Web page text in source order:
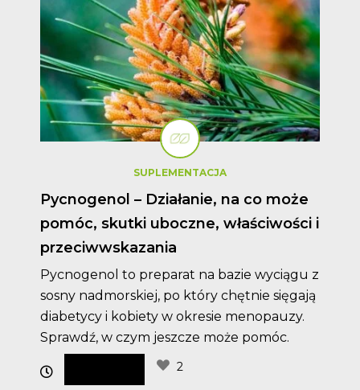
SUPLEMENTACJA
Pycnogenol – Działanie, na co może
pomóc, skutki uboczne, właściwości i
przeciwwskazania
Pycnogenol to preparat na bazie wyciągu z
sosny nadmorskiej, po który chętnie sięgają
diabetycy i kobiety w okresie menopauzy.
Sprawdź, w czym jeszcze może pomóc.
2